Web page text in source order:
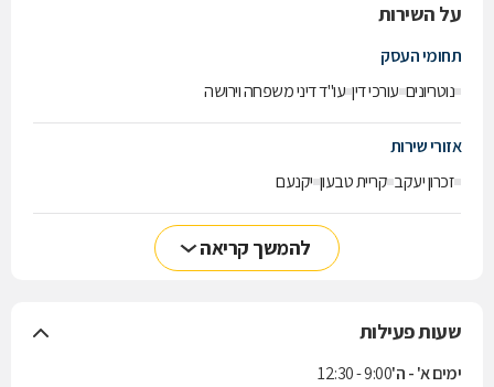
על השירות
תחומי העסק
נוטריונים עורכי דין עו"ד דיני משפחה וירושה
אזורי שירות
זכרון יעקב קריית טבעון יקנעם
להמשך קריאה
שעות פעילות
ימים א' - ה'9:00 - 12:30